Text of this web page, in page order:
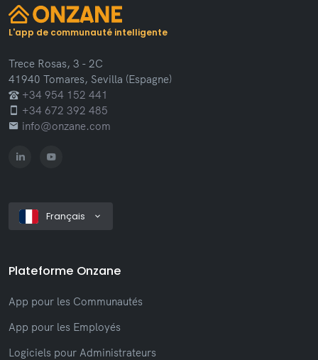
L'app de communauté intelligente
Trece Rosas, 3 - 2C
41940 Tomares, Sevilla (Espagne)
+34 954 152 441
+34 672 392 485
info@onzane.com
Français
Plateforme Onzane
App pour les Communautés
App pour les Employés
Logiciels pour Administrateurs